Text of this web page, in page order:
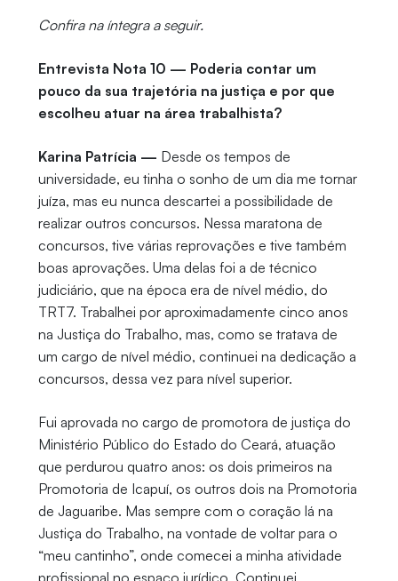
Confira na íntegra a seguir.
Entrevista Nota 10 — Poderia contar um
pouco da sua trajetória na justiça e por que
escolheu atuar na área trabalhista?
Karina Patrícia — Desde os tempos de
universidade, eu tinha o sonho de um dia me tornar
juíza, mas eu nunca descartei a possibilidade de
realizar outros concursos. Nessa maratona de
concursos, tive várias reprovações e tive também
boas aprovações. Uma delas foi a de técnico
judiciário, que na época era de nível médio, do
TRT7. Trabalhei por aproximadamente cinco anos
na Justiça do Trabalho, mas, como se tratava de
um cargo de nível médio, continuei na dedicação a
concursos, dessa vez para nível superior.
Fui aprovada no cargo de promotora de justiça do
Ministério Público do Estado do Ceará, atuação
que perdurou quatro anos: os dois primeiros na
Promotoria de Icapuí, os outros dois na Promotoria
de Jaguaribe. Mas sempre com o coração lá na
Justiça do Trabalho, na vontade de voltar para o
“meu cantinho”, onde comecei a minha atividade